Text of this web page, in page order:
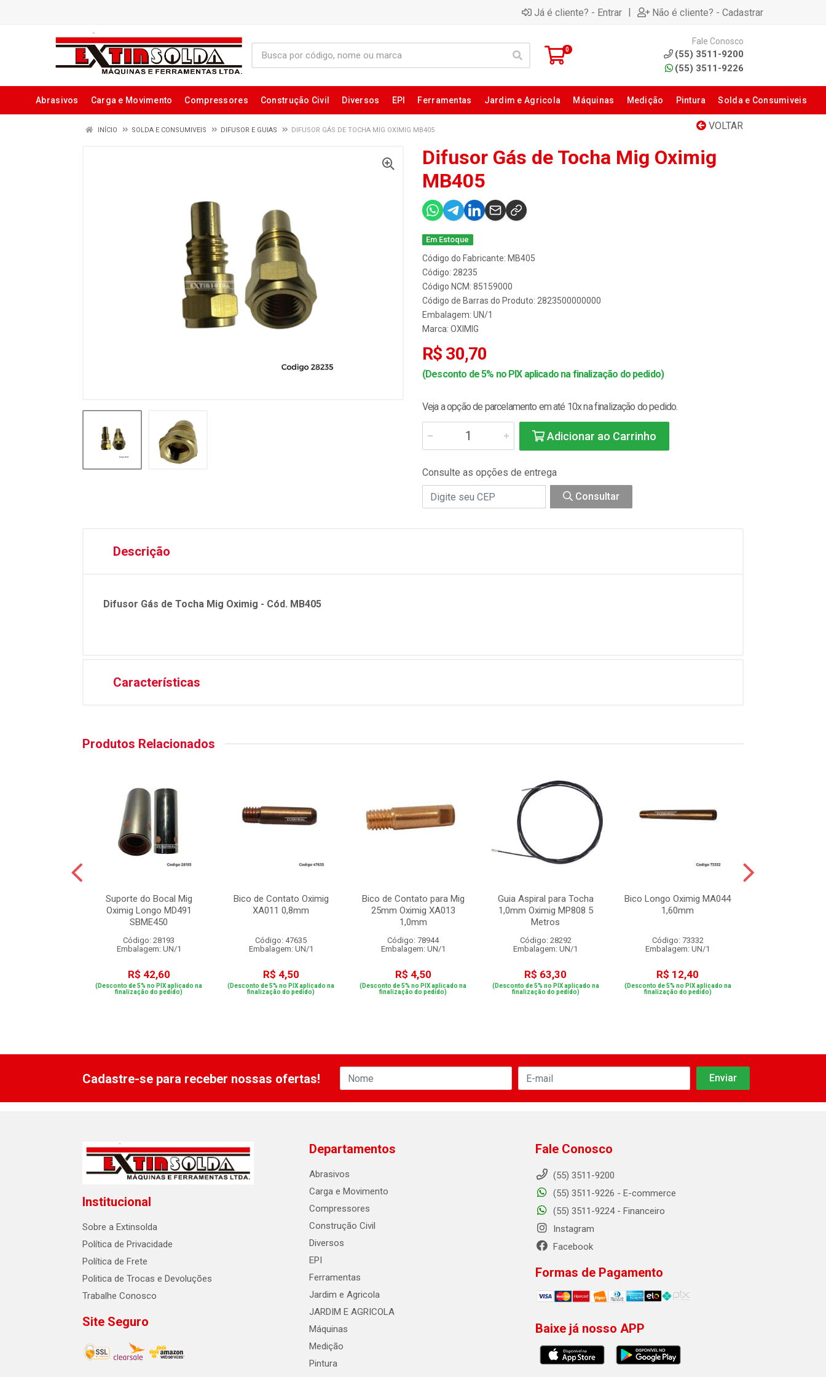
Já é cliente? - Entrar | Não é cliente? - Cadastrar
0
Fale Conosco
(55) 3511-9200
(55) 3511-9226
Abrasivos Carga e Movimento Compressores Construção Civil Diversos EPI Ferramentas Jardim e Agricola Máquinas Medição Pintura Solda e Consumiveis
VOLTAR
INÍCIO SOLDA E CONSUMIVEIS DIFUSOR E GUIAS DIFUSOR GÁS DE TOCHA MIG OXIMIG MB405
Difusor Gás de Tocha Mig Oximig
MB405
Em Estoque
Código do Fabricante: MB405
Código: 28235
Código NCM: 85159000
Código de Barras do Produto: 2823500000000
Embalagem: UN/1
Marca: OXIMIG
R$ 30,70
(Desconto de 5% no PIX aplicado na finalização do pedido)
Veja a opção de parcelamento em até 10x na finalização do pedido.
Adicionar ao Carrinho
Consulte as opções de entrega
Consultar
Descrição
Difusor Gás de Tocha Mig Oximig - Cód. MB405
Características
Produtos Relacionados
Suporte do Bocal Mig
Oximig Longo MD491
SBME450
Código: 28193
Embalagem: UN/1
R$ 42,60
(Desconto de 5% no PIX aplicado na
finalização do pedido)
Bico de Contato Oximig
XA011 0,8mm
Código: 47635
Embalagem: UN/1
R$ 4,50
(Desconto de 5% no PIX aplicado na
finalização do pedido)
Bico de Contato para Mig
25mm Oximig XA013
1,0mm
Código: 78944
Embalagem: UN/1
R$ 4,50
(Desconto de 5% no PIX aplicado na
finalização do pedido)
Guia Aspiral para Tocha
1,0mm Oximig MP808 5
Metros
Código: 28292
Embalagem: UN/1
R$ 63,30
(Desconto de 5% no PIX aplicado na
finalização do pedido)
Bico Longo Oximig MA044
1,60mm
Código: 73332
Embalagem: UN/1
R$ 12,40
(Desconto de 5% no PIX aplicado na
finalização do pedido)
Cadastre-se para receber nossas ofertas!
Institucional
Sobre a Extinsolda
Política de Privacidade
Política de Frete
Politica de Trocas e Devoluções
Trabalhe Conosco
Site Seguro
Departamentos
Abrasivos
Carga e Movimento
Compressores
Construção Civil
Diversos
EPI
Ferramentas
Jardim e Agricola
JARDIM E AGRICOLA
Máquinas
Medição
Pintura
Fale Conosco
(55) 3511-9200
(55) 3511-9226 - E-commerce
(55) 3511-9224 - Financeiro
Instagram
Facebook
Formas de Pagamento
Baixe já nosso APP